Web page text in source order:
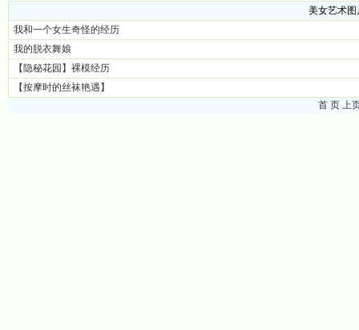
美女艺术图
我和一个女生奇怪的经历
我的脱衣舞娘
【隐秘花园】裸模经历
【按摩时的丝袜艳遇】
首 页 上